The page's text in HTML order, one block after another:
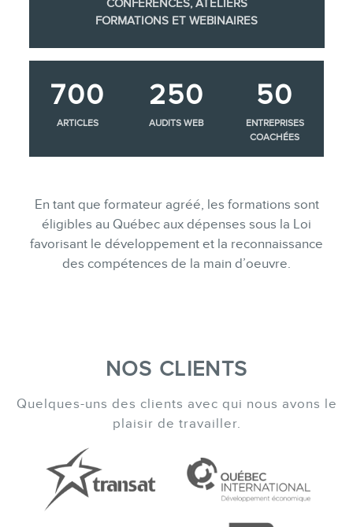
CONFÉRENCES, ATELIERS
FORMATIONS ET WEBINAIRES
700
ARTICLES
250
AUDITS WEB
50
ENTREPRISES
COACHÉES
En tant que formateur agréé, les formations sont
éligibles au Québec aux dépenses sous la Loi
favorisant le développement et la reconnaissance
des compétences de la main d’oeuvre.
NOS CLIENTS
Quelques-uns des clients avec qui nous avons le
plaisir de travailler.